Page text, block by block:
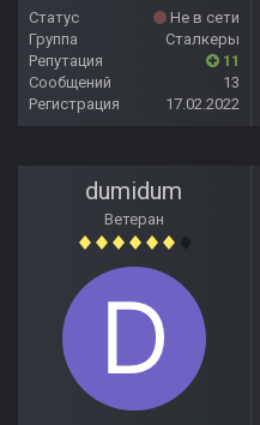
Статус
Не в сети
Группа
Сталкеры
Репутация
11
Сообщений
13
Регистрация
17.02.2022
dumidum
Ветеран